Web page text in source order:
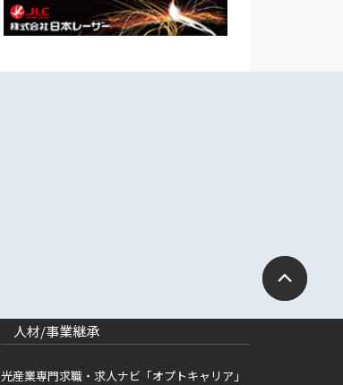
人材/事業継承
光産業専門求職・求人ナビ「オプトキャリア」